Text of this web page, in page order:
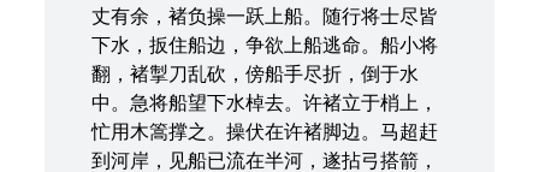
丈有余，褚负操一跃上船。随行将士尽皆
下水，扳住船边，争欲上船逃命。船小将
翻，褚掣刀乱砍，傍船手尽折，倒于水
中。急将船望下水棹去。许褚立于梢上，
忙用木篙撑之。操伏在许褚脚边。马超赶
到河岸，见船已流在半河，遂拈弓搭箭，